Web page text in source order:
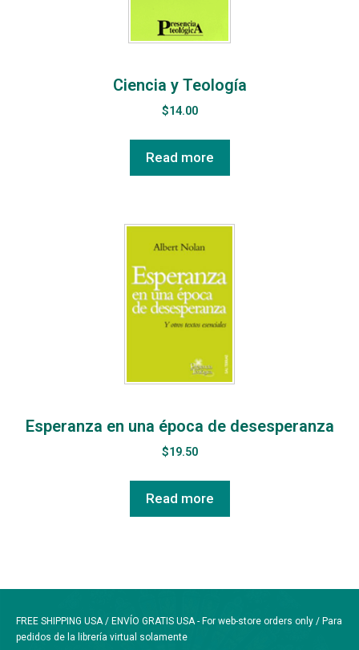
Ciencia y Teología
$14.00
Read more
Esperanza en una época de desesperanza
$19.50
Read more
FREE SHIPPING USA / ENVÍO GRATIS USA - For web-store orders only / Para
pedidos de la librería virtual solamente